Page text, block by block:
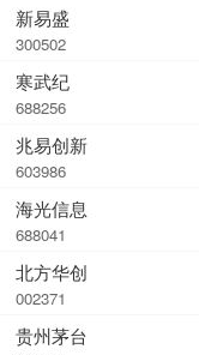
新易盛
300502
寒武纪
688256
兆易创新
603986
海光信息
688041
北方华创
002371
贵州茅台